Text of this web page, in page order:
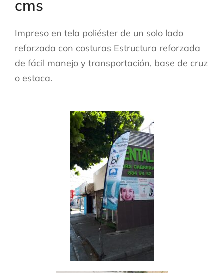
cms
Impreso en tela poliéster de un solo lado
reforzada con costuras Estructura reforzada
de fácil manejo y transportación, base de cruz
o estaca.